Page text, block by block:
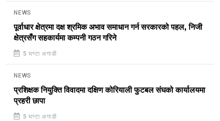
NEWS
पूर्वाधार क्षेत्रमा दक्ष श्रमिक अभाव समाधान गर्न सरकारको पहल, निजी
क्षेत्रसँग सहकार्यमा कम्पनी गठन गरिने
5 घण्टा अगाडी
NEWS
प्रशिक्षक नियुक्ति विवादमा दक्षिण कोरियाली फुटबल संघको कार्यालयमा
प्रहरी छापा
5 घण्टा अगाडी